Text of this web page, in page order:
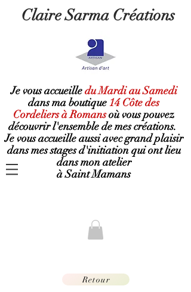
Claire Sarma Créations
Je vous accueilledu Mardi au Samedi
dans ma boutique14 Côte des
Cordeliers à Romansoùvous pouvez
découvrir l'ensemble de mes créations.
Je vous accueille aussi avec grand plaisir
dans mes stages d'initiation qui ont lieu
dans mon atelier
à Saint Mamans
Retour